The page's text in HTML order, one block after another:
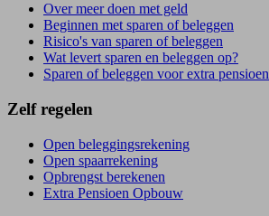
Over meer doen met geld
Beginnen met sparen of beleggen
Risico's van sparen of beleggen
Wat levert sparen en beleggen op?
Sparen of beleggen voor extra pensioen
Zelf regelen
Open beleggingsrekening
Open spaarrekening
Opbrengst berekenen
Extra Pensioen Opbouw